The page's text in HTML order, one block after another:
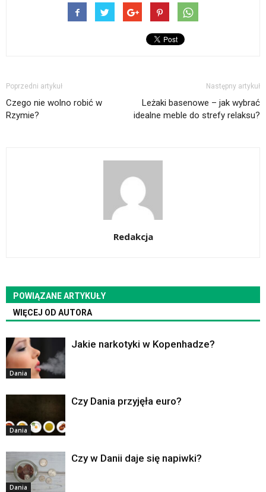
Poprzedni artykuł
Czego nie wolno robić w
Rzymie?
Następny artykuł
Leżaki basenowe – jak wybrać
idealne meble do strefy relaksu?
Redakcja
POWIĄZANE ARTYKUŁY
WIĘCEJ OD AUTORA
Dania
Jakie narkotyki w Kopenhadze?
Dania
Czy Dania przyjęła euro?
Dania
Czy w Danii daje się napiwki?